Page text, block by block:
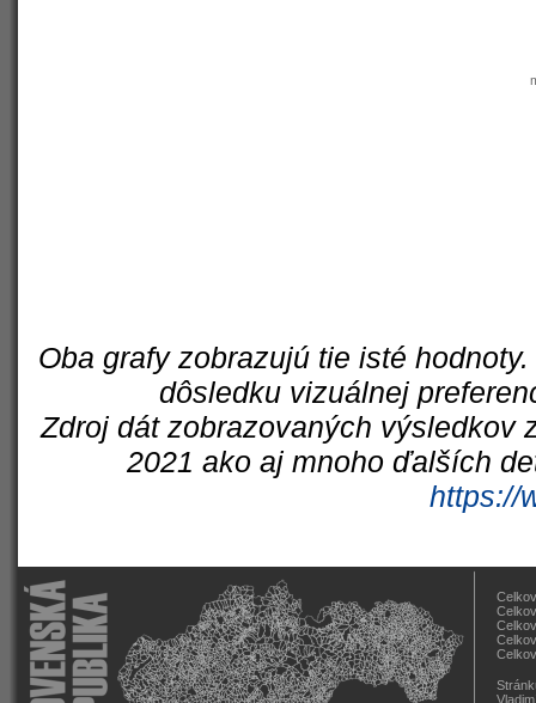
Oba grafy zobrazujú tie isté
dôsledku vizuálnej
Zdroj dát zobrazovaných výsledkov
2021 ako aj mnoho ďalších
https://